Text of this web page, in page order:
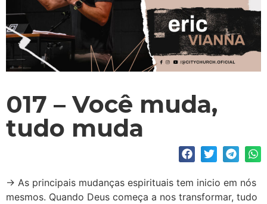
017 – Você muda,
tudo muda
→ As principais mudanças espirituais tem inicio em nós
mesmos. Quando Deus começa a nos transformar, tudo